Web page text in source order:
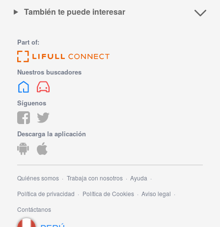
También te puede interesar
Part of:
Nuestros buscadores
Síguenos
Descarga la aplicación
Quiénes somos Trabaja con nosotros
Ayuda
Política de privacidad
Política de Cookies
Aviso legal
Contáctanos